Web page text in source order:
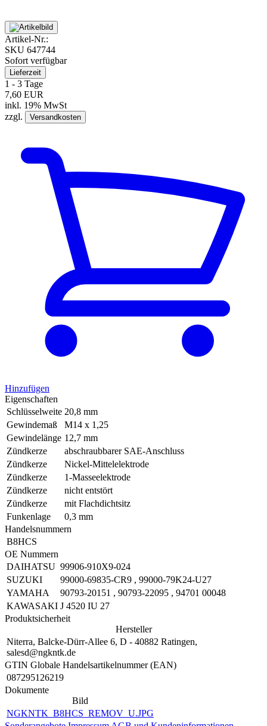
Artikel-Nr.:
SKU 647744
Sofort verfügbar
Lieferzeit
1 - 3 Tage
7,60 EUR
inkl. 19% MwSt
zzgl.
Versandkosten
Hinzufügen
Eigenschaften
Schlüsselweite 20,8 mm
Gewindemaß
M14 x 1,25
Gewindelänge 12,7 mm
Zündkerze
abschraubbarer SAE-Anschluss
Zündkerze
Nickel-Mittelelektrode
Zündkerze
1-Masseelektrode
Zündkerze
nicht entstört
Zündkerze
mit Flachdichtsitz
Funkenlage
0,3 mm
Handelsnummern
B8HCS
OE Nummern
DAIHATSU 99906-910X9-024
SUZUKI
99000-69835-CR9 , 99000-79K24-U27
YAMAHA
90793-20151 , 90793-22095 , 94701 00048
KAWASAKI J 4520 IU 27
Produktsicherheit
Hersteller
Niterra, Balcke-Dürr-Allee 6, D - 40882 Ratingen,
salesd@ngkntk.de
GTIN Globale Handelsartikelnummer (EAN)
087295126219
Dokumente
Bild
NGKNTK_B8HCS_REMOV_U.JPG